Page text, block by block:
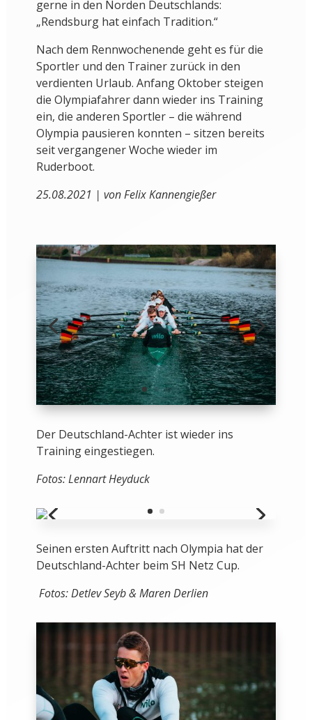
gerne in den Norden Deutschlands:
„Rendsburg hat einfach Tradition.“
Nach dem Rennwochenende geht es für die
Sportler und den Trainer zurück in den
verdienten Urlaub. Anfang Oktober steigen
die Olympiafahrer dann wieder ins Training
ein, die anderen Sportler – die während
Olympia pausieren konnten – sitzen bereits
seit vergangener Woche wieder im
Ruderboot.
25.08.2021 | von Felix Kannengießer
Der Deutschland-Achter ist wieder ins
Training eingestiegen.
Fotos: Lennart Heyduck
Seinen ersten Auftritt nach Olympia hat der
Deutschland-Achter beim SH Netz Cup.
Fotos: Detlev Seyb & Maren Derlien